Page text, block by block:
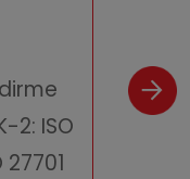
2: ISO
27701